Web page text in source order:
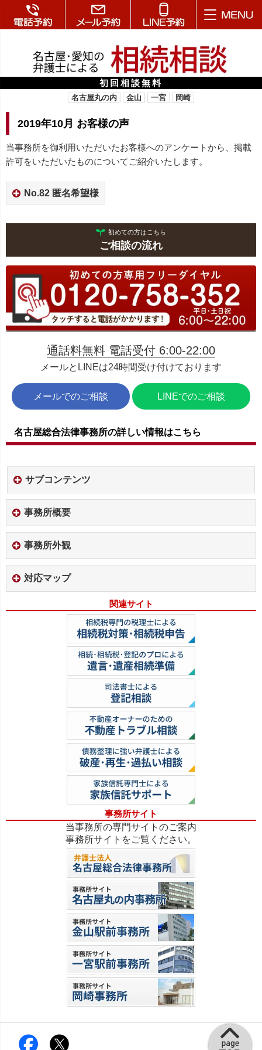
初回相談無料
名古屋丸の内 金山 一宮 岡崎
2019年10月 お客様の声
当事務所を御利用いただいたお客様へのアンケートから、掲載
許可をいただいたものについてご紹介いたします。
No.82 匿名希望様
初めての方はこちら
ご相談の流れ
通話料無料 電話受付 6:00-22:00
メールとLINEは24時間受け付けております
メールでのご相談 LINEでのご相談
名古屋総合法律事務所の詳しい情報はこちら
サブコンテンツ
事務所概要
事務所外観
対応マップ
関連サイト
事務所サイト
当事務所の専門サイトのご案内
事務所サイトをご覧ください。